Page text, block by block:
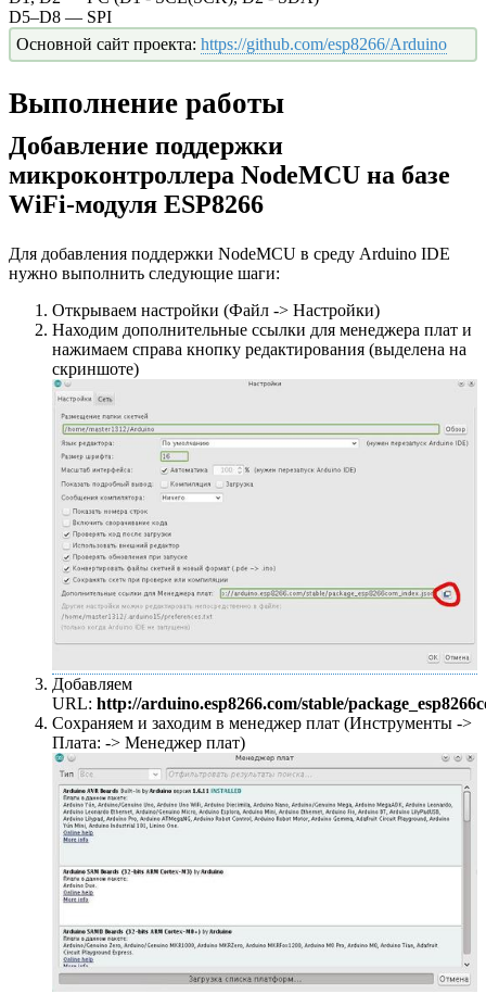
D5–D8 — SPI
Основной сайт проекта: https://github.com/esp8266/Arduino
Выполнение работы
Добавление поддержки
микроконтроллера NodeMCU на базе
WiFi-модуля ESP8266
Для добавления поддержки NodeMCU в среду Arduino IDE
нужно выполнить следующие шаги:
Открываем настройки (Файл -> Настройки)
Находим дополнительные ссылки для менеджера плат и
нажимаем справа кнопку редактирования (выделена на
скриншоте)
Добавляем
URL: http://arduino.esp8266.com/stable/
Сохраняем и заходим в менеджер плат (Инструменты ->
Плата: -> Менеджер плат)